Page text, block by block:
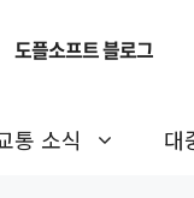
도플소프트 블로그
통 소식 대